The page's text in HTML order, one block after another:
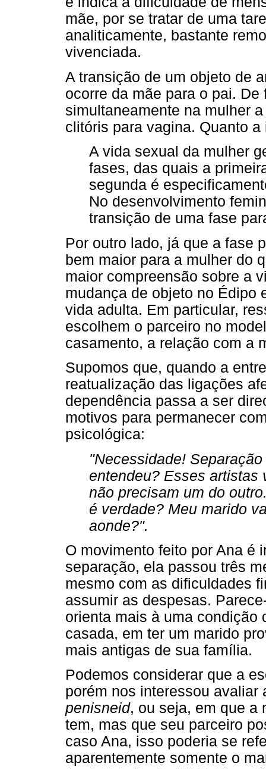
mãe, por se tratar de uma
analiticamente, bastante
vivenciada.
A transição de um objeto de
ocorre da mãe para o pai.
simultaneamente na mulher
clitóris para vagina. Quanto
A vida sexual da mulher
fases, das quais a
segunda é
No desenvolvimento
transição de uma fase
Por outro lado, já que a fase
bem maior para a mulher do
maior compreensão sobre a
mudança de objeto no Édipo
vida adulta. Em particular,
escolhem o parceiro no
casamento, a relação com a
Supomos que, quando a
reatualização das ligações
dependência passa a ser
motivos para permanecer
psicológica:
"Necessidade!
entendeu? Esses artistas
não precisam um do
é verdade? Meu marido
aonde?".
O movimento feito por Ana é
separação, ela passou três
mesmo com as dificuldades
assumir as despesas.
orienta mais à uma condição
casada, em ter um marido
mais antigas de sua família.
Podemos considerar que a
porém nos interessou avaliar
penisneid, ou seja, em que a
tem, mas que seu parceiro
caso Ana, isso poderia se
aparentemente somente o